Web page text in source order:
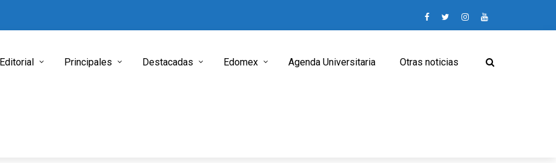
Editorial Principales Destacadas Edomex Agenda Universitaria Otras noticias